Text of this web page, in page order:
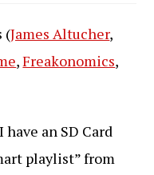
(James Altucher,
,Freakonomics,
an SD Card
playlist” from